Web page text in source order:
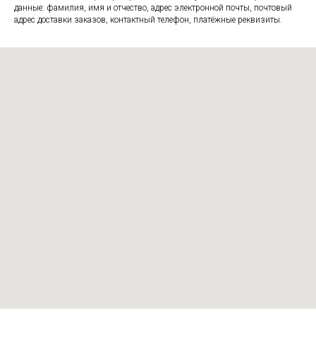
данные: фамилия, имя и отчество, адрес электронной почты, почтовый
адрес доставки заказов, контактный телефон, платёжные реквизиты.